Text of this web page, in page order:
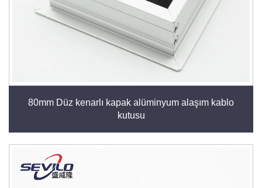
80mm Düz kenarlı kapak alüminyum alaşım kablo
kutusu